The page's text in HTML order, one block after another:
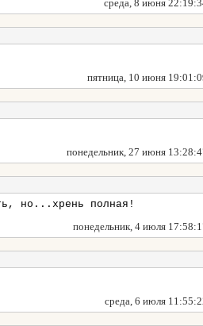
среда, 8 июня
пятница, 10 июня
понедельник, 27 июня
но...хрень полная!
понедельник, 4 июля
среда, 6 июля